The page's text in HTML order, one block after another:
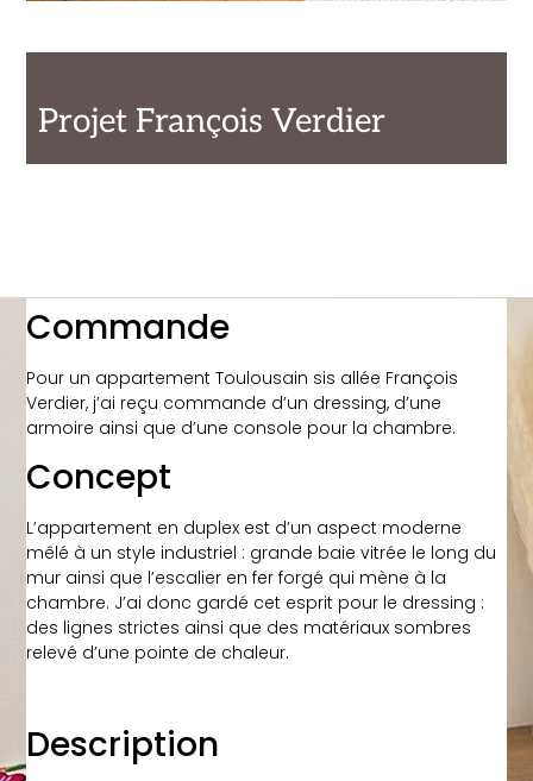
Projet François Verdier
Commande
Pour un appartement Toulousain sis allée François
Verdier, j’ai reçu commande d’un dressing, d’une
armoire ainsi que d’une console pour la chambre.
Concept
L’appartement en duplex est d’un aspect moderne
mêlé à un style industriel : grande baie vitrée le long du
mur ainsi que l’escalier en fer forgé qui mène à la
chambre. J’ai donc gardé cet esprit pour le dressing :
des lignes strictes ainsi que des matériaux sombres
relevé d’une pointe de chaleur.
Description